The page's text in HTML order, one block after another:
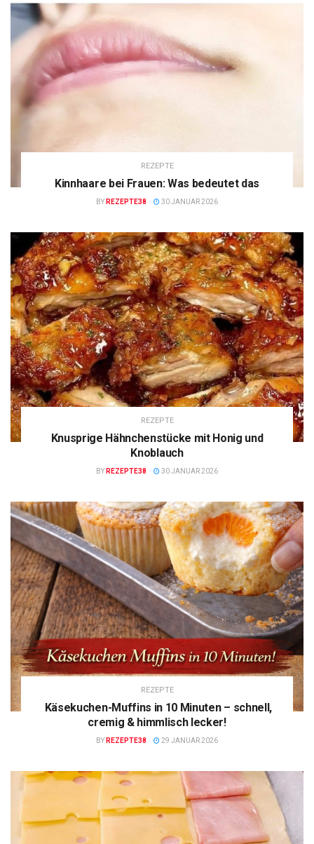
REZEPTE
Kinnhaare bei Frauen: Was bedeutet das
BY REZEPTE38 30 JANUAR 2026
REZEPTE
Knusprige Hähnchenstücke mit Honig und
Knoblauch
BY REZEPTE38 30 JANUAR 2026
REZEPTE
Käsekuchen-Muffins in 10 Minuten – schnell,
cremig & himmlisch lecker!
BY REZEPTE38 29 JANUAR 2026